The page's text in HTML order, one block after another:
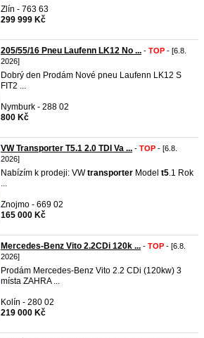
Zlín - 763 63
299 999 Kč
205/55/16 Pneu Laufenn LK12 No ... - TOP - [6.8.
2026]
Dobrý den Prodám Nové pneu Laufenn LK12 S
FIT2 ...
Nymburk - 288 02
800 Kč
VW Transporter T5.1 2.0 TDI Va ... - TOP - [6.8.
2026]
Nabízím k prodeji: VWtransporter Model t5.1 Rok
...
Znojmo - 669 02
165 000 Kč
Mercedes-Benz Vito 2.2CDi 120k ... - TOP - [6.8.
2026]
Prodám Mercedes-Benz Vito 2.2 CDi (120kw) 3
místa ZAHRA ...
Kolín - 280 02
219 000 Kč